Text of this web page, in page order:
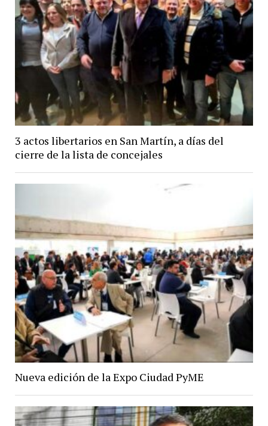
3 actos libertarios en San Martín, a días del
cierre de la lista de concejales
Nueva edición de la Expo Ciudad PyME